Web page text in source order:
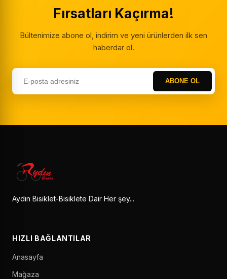
Fırsatları Kaçırma!
Bültenimize abone ol, indirim ve yeni ürünlerden ilk sen
haberdar ol.
ABONE OL
Aydın Bisiklet-Bisiklete Dair Her şey...
HIZLI BAĞLANTILAR
Anasayfa
Mağaza